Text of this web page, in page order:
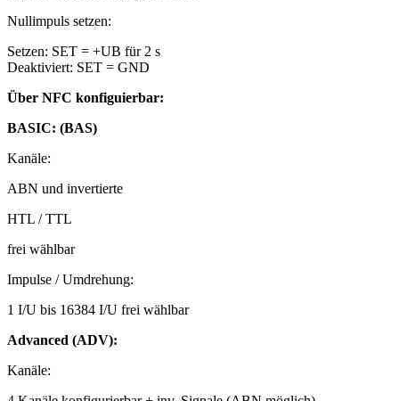
Nullimpuls setzen:
Setzen: SET = +UB für 2 s
Deaktiviert: SET = GND
Über NFC konfiguierbar:
BASIC: (BAS)
Kanäle:
ABN und invertierte
HTL / TTL
frei wählbar
Impulse / Umdrehung:
1 I/U bis 16384 I/U frei wählbar
Advanced (ADV):
Kanäle: